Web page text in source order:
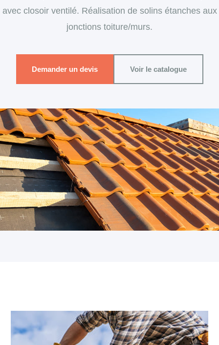
avec closoir ventilé. Réalisation de solins étanches aux
jonctions toiture/murs.
Demander un devis Voir le catalogue